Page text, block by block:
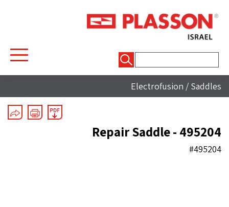
Electrofusion / Saddles
Repair Saddle - 495204
#495204